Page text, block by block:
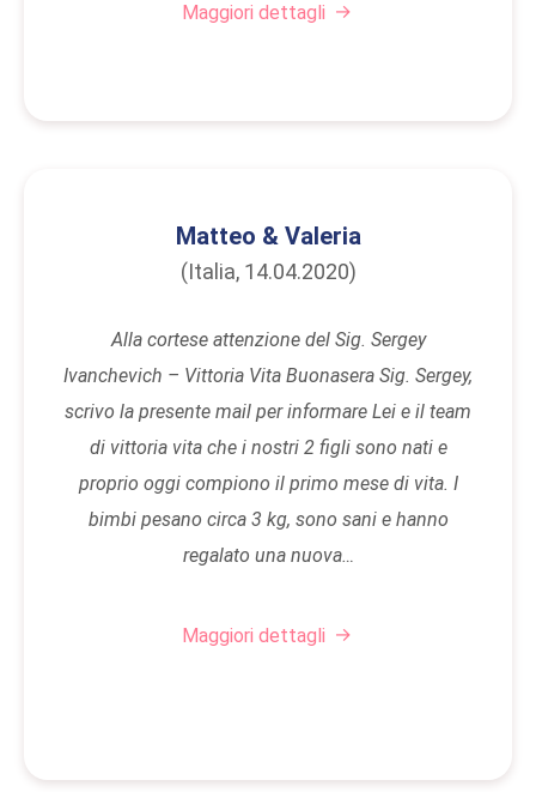
Maggiori dettagli
Matteo & Valeria
(Italia, 14.04.2020)
Alla cortese attenzione del Sig. Sergey
Ivanchevich – Vittoria Vita Buonasera Sig. Sergey,
scrivo la presente mail per informare Lei e il team
di vittoria vita che i nostri 2 figli sono nati e
proprio oggi compiono il primo mese di vita. I
bimbi pesano circa 3 kg, sono sani e hanno
regalato una nuova…
Maggiori dettagli